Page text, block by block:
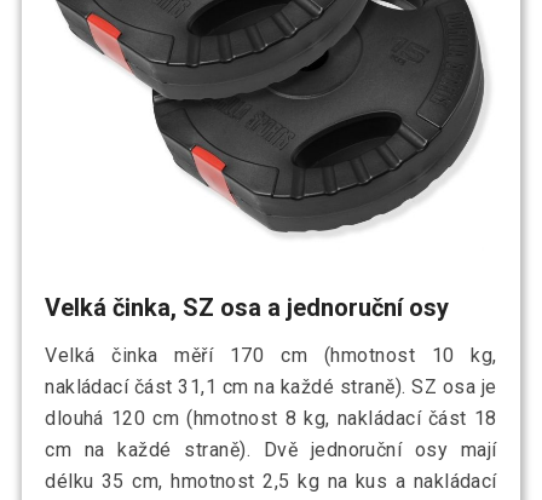
Velká činka, SZ osa a jednoruční osy
Velká činka měří 170 cm (hmotnost 10 kg,
nakládací část 31,1 cm na každé straně). SZ osa je
dlouhá 120 cm (hmotnost 8 kg, nakládací část 18
cm na každé straně). Dvě jednoruční osy mají
délku 35 cm, hmotnost 2,5 kg na kus a nakládací